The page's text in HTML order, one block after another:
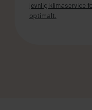
jevnlig klimaservice
optimalt.